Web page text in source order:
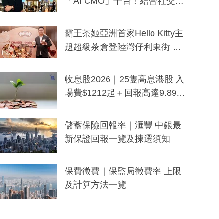
分鐘生成「貼地」宣傳短片
霸王茶姬亞洲首家Hello Kitty主
題超級茶倉登陸灣仔利東街 推
y及香港限定特調系列
收息股2026｜25隻高息港股 入
場費$1212起＋回報高達9.89
儲蓄保險回報率｜滙豐 中銀最
新保證回報一覽及揀選須知
保費徵費｜保監局徵費率 上限
及計算方法一覽